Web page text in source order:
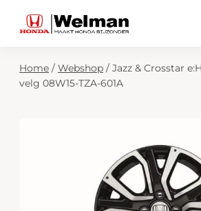
Modellen
Onderhoud en service
Zoekfunctie
Mijn Honda
Home / Webshop / Jazz & Crosstar
velg 08W15-TZA-601A